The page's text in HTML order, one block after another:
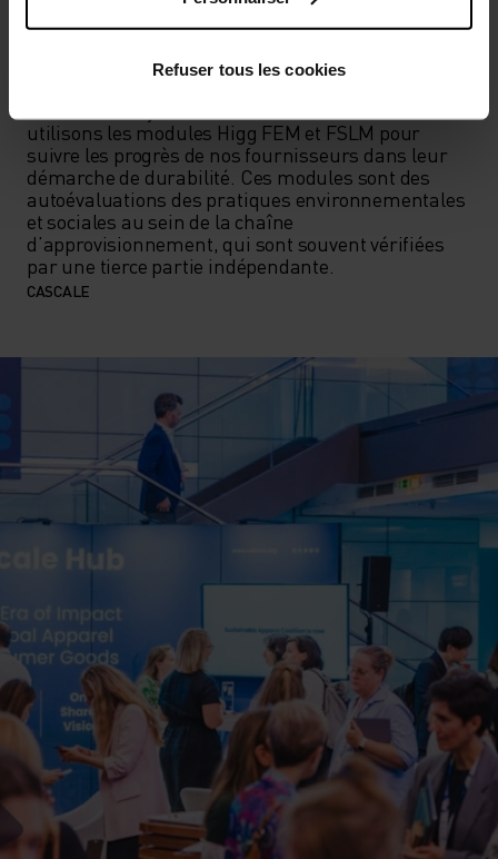
Refuser tous les cookies
peut également être vérifiée par une tierce partie
utilisons les modules Higg FEM et FSLM pour
suivre les progrès de nos fournisseurs dans leur
démarche de durabilité. Ces modules sont des
autoévaluations des pratiques environnementales
et sociales au sein de la chaîne
d’approvisionnement, qui sont souvent vérifiées
par une tierce partie indépendante.
CASCALE